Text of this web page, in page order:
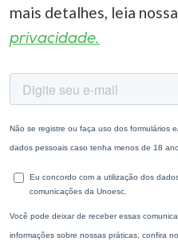
mais detalhes, leia nossa
privacidade.